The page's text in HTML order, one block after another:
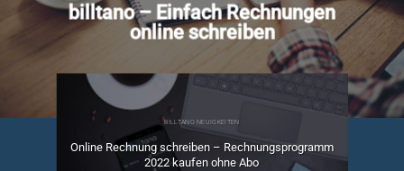
billtano – Einfach Rechnungen
online schreiben
BILLTANO NEUIGKEITEN
Online Rechnung schreiben – Rechnungsprogramm
2022 kaufen ohne Abo